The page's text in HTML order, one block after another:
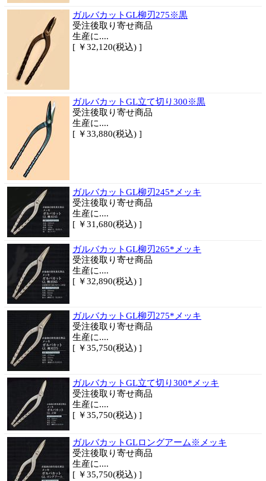
ガルバカットGL柳刃275※黒
受注後取り寄せ商品
生産に....
[ ￥32,120(税込) ]
ガルバカットGL立て切り300※黒
受注後取り寄せ商品
生産に....
[ ￥33,880(税込) ]
ガルバカットGL柳刃245*メッキ
受注後取り寄せ商品
生産に....
[ ￥31,680(税込) ]
ガルバカットGL柳刃265*メッキ
受注後取り寄せ商品
生産に....
[ ￥32,890(税込) ]
ガルバカットGL柳刃275*メッキ
受注後取り寄せ商品
生産に....
[ ￥35,750(税込) ]
ガルバカットGL立て切り300*メッキ
受注後取り寄せ商品
生産に....
[ ￥35,750(税込) ]
ガルバカットGLロングアーム※メッキ
受注後取り寄せ商品
生産に....
[ ￥35,750(税込) ]